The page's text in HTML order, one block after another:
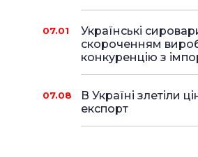
07.01
Українські
скороченням
конкуренцію з
07.08
В Україні злетіли
експорт